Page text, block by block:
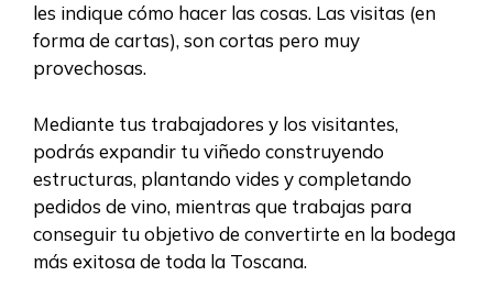
les indique cómo hacer las cosas. Las visitas (en
forma de cartas), son cortas pero muy
provechosas.
Mediante tus trabajadores y los visitantes,
podrás expandir tu viñedo construyendo
estructuras, plantando vides y completando
pedidos de vino, mientras que trabajas para
conseguir tu objetivo de convertirte en la bodega
más exitosa de toda la Toscana.